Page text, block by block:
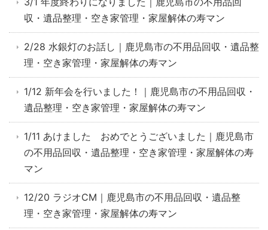
収・遺品整理・空き家管理・家屋解体の寿マン
2/28 水銀灯のお話し｜鹿児島市の不用品回収・遺品整
理・空き家管理・家屋解体の寿マン
1/12 新年会を行いました！｜鹿児島市の不用品回収・
遺品整理・空き家管理・家屋解体の寿マン
1/11 あけました おめでとうございました｜鹿児島市
の不用品回収・遺品整理・空き家管理・家屋解体の寿
マン
12/20 ラジオCM｜鹿児島市の不用品回収・遺品整
理・空き家管理・家屋解体の寿マン